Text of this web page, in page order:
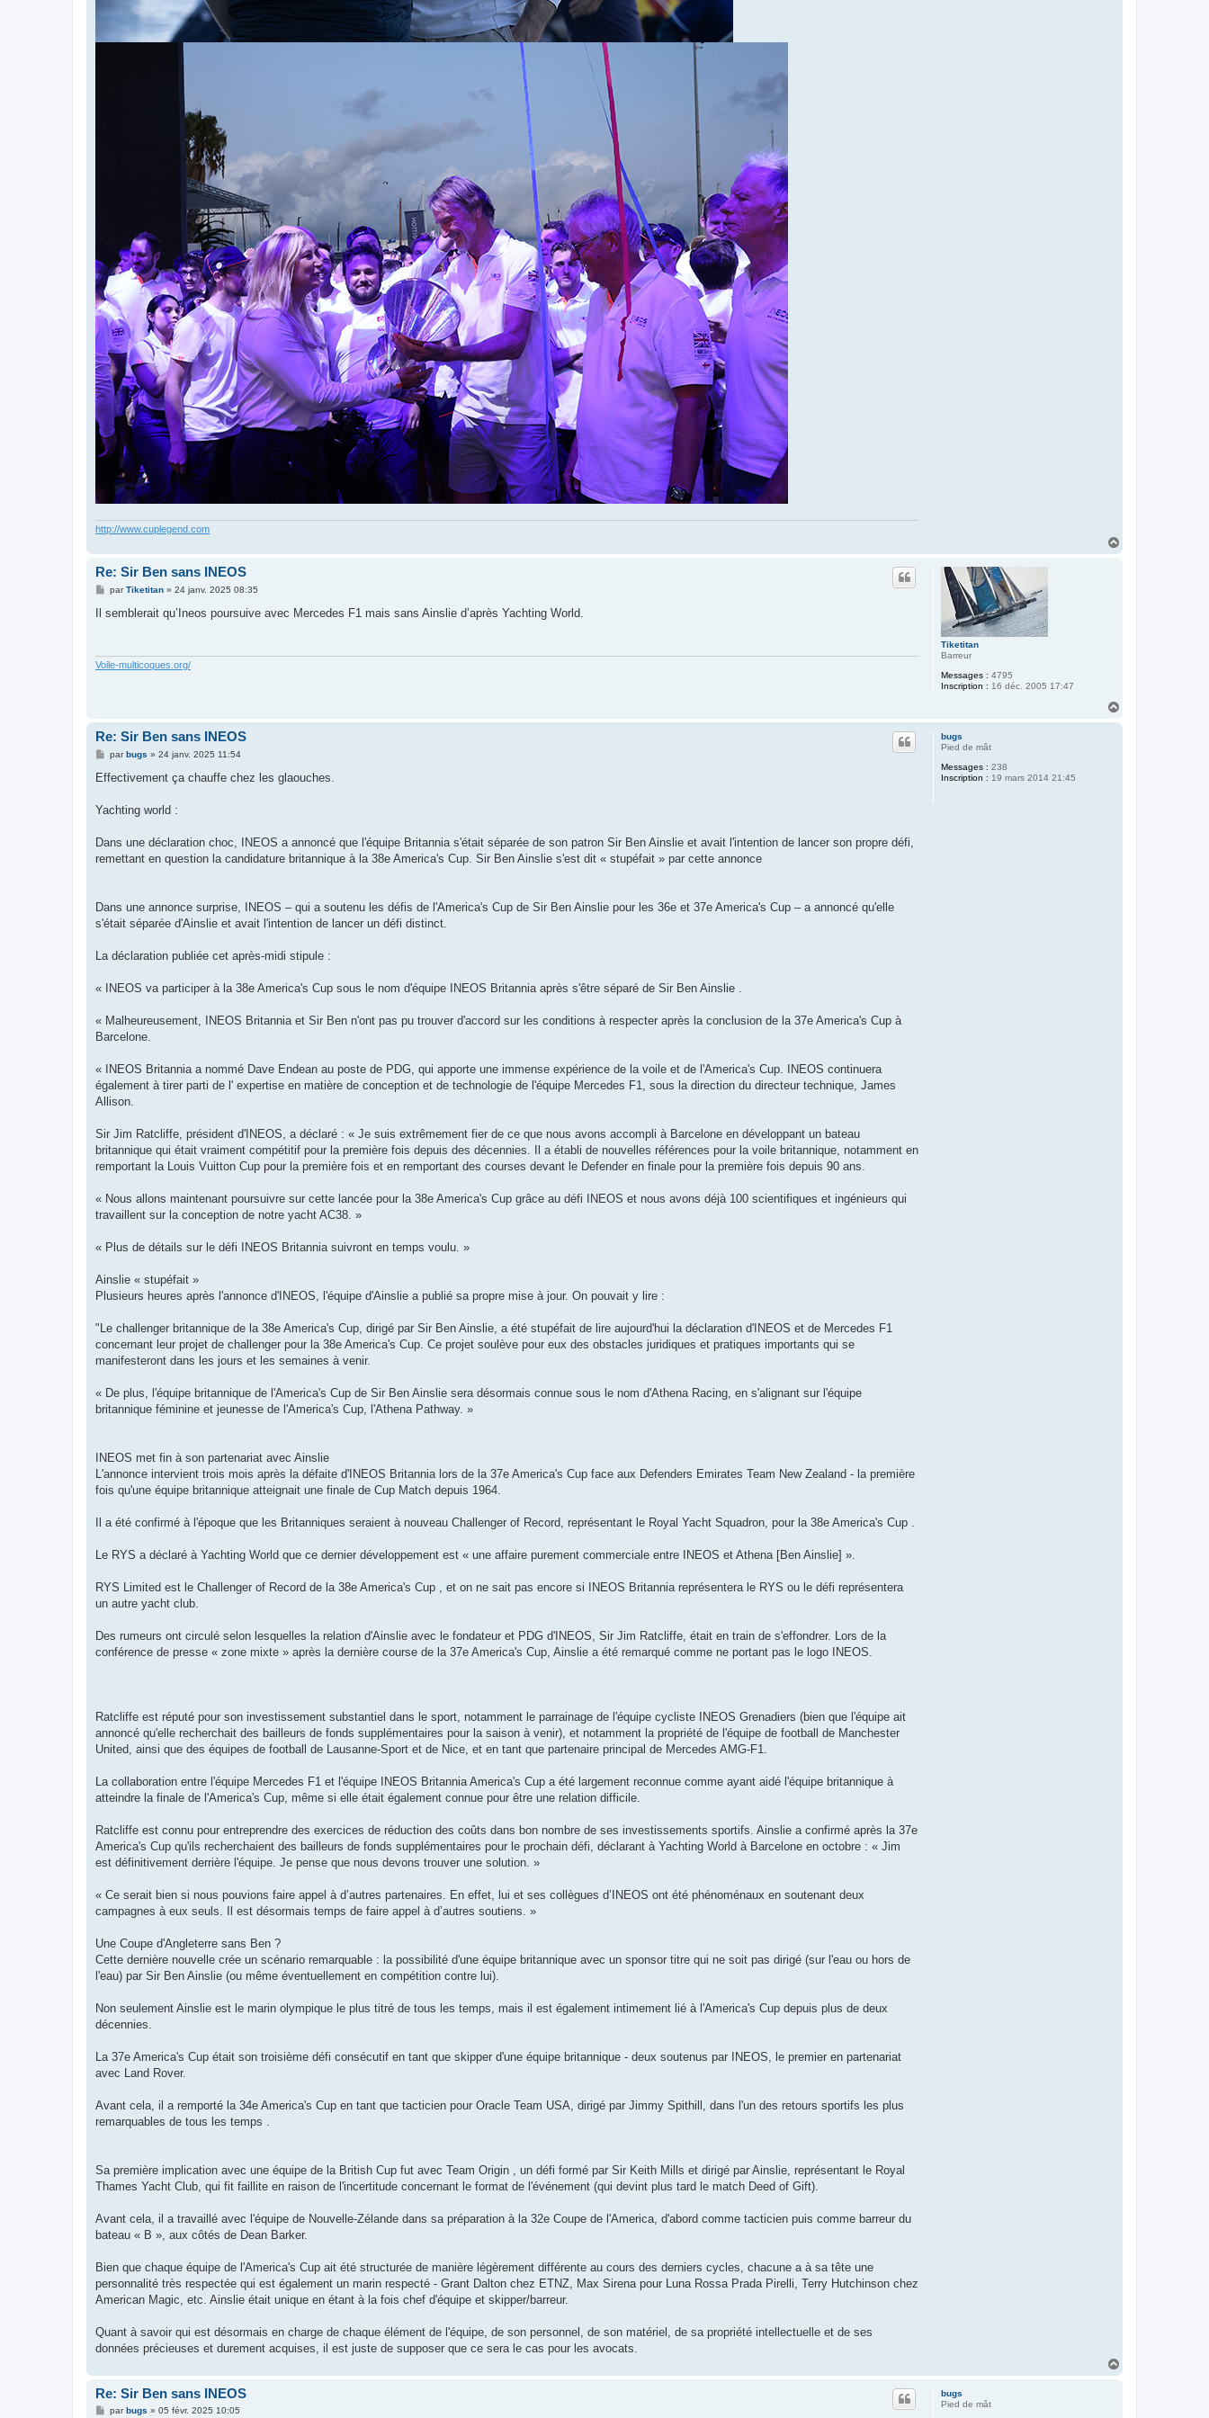
http://www.cuplegend.com
Tiketitan
Barreur
Messages : 4795
Inscription : 16 déc. 2005 17:47
Re: Sir Ben sans INEOS
M
s
parTiketitan» 24 janv. 2025 08:35
Il semblerait qu’Ineos poursuive avec Mercedes F1 mais sans Ainslie d’après Yachting World.
Voile-multicoques.org/
bugs
Pied de mât
Messages : 238
Inscription : 19 mars 2014 21:45
Re: Sir Ben sans INEOS
M
s
g
parbugs » 24 janv. 2025 11:54
Effectivement ça chauffe chez les glaouches.
Yachting world :
Dans une déclaration choc, INEOS a annoncé que l'équipe Britannia s'était séparée de son patron Sir Ben Ainslie et avait l'intention de lancer son propre défi,
remettant en question la candidature britannique à la 38e America's Cup. Sir Ben Ainslie s'est dit « stupéfait » par cette annonce
Dans une annonce surprise, INEOS – qui a soutenu les défis de l'America's Cup de Sir Ben Ainslie pour les 36e et 37e America's Cup – a annoncé qu'elle
s'était séparée d'Ainslie et avait l'intention de lancer un défi distinct.
La déclaration publiée cet après-midi stipule :
« INEOS va participer à la 38e America's Cup sous le nom d'équipe INEOS Britannia après s'être séparé de Sir Ben Ainslie .
« Malheureusement, INEOS Britannia et Sir Ben n'ont pas pu trouver d'accord sur les conditions à respecter après la conclusion de la 37e America's Cup à
Barcelone.
« INEOS Britannia a nommé Dave Endean au poste de PDG, qui apporte une immense expérience de la voile et de l'America's Cup. INEOS continuera
également à tirer parti de l' expertise en matière de conception et de technologie de l'équipe Mercedes F1, sous la direction du directeur technique, James
Allison.
Sir Jim Ratcliffe, président d'INEOS, a déclaré : « Je suis extrêmement fier de ce que nous avons accompli à Barcelone en développant un bateau
britannique qui était vraiment compétitif pour la première fois depuis des décennies. Il a établi de nouvelles références pour la voile britannique, notamment en
remportant la Louis Vuitton Cup pour la première fois et en remportant des courses devant le Defender en finale pour la première fois depuis 90 ans.
« Nous allons maintenant poursuivre sur cette lancée pour la 38e America's Cup grâce au défi INEOS et nous avons déjà 100 scientifiques et ingénieurs qui
travaillent sur la conception de notre yacht AC38. »
« Plus de détails sur le défi INEOS Britannia suivront en temps voulu. »
Ainslie « stupéfait »
Plusieurs heures après l'annonce d'INEOS, l'équipe d'Ainslie a publié sa propre mise à jour. On pouvait y lire :
"Le challenger britannique de la 38e America's Cup, dirigé par Sir Ben Ainslie, a été stupéfait de lire aujourd'hui la déclaration d'INEOS et de Mercedes F1
concernant leur projet de challenger pour la 38e America's Cup. Ce projet soulève pour eux des obstacles juridiques et pratiques importants qui se
manifesteront dans les jours et les semaines à venir.
« De plus, l'équipe britannique de l'America's Cup de Sir Ben Ainslie sera désormais connue sous le nom d'Athena Racing, en s'alignant sur l'équipe
britannique féminine et jeunesse de l'America's Cup, l'Athena Pathway. »
INEOS met fin à son partenariat avec Ainslie
L'annonce intervient trois mois après la défaite d'INEOS Britannia lors de la 37e America's Cup face aux Defenders Emirates Team New Zealand - la première
fois qu'une équipe britannique atteignait une finale de Cup Match depuis 1964.
Il a été confirmé à l'époque que les Britanniques seraient à nouveau Challenger of Record, représentant le Royal Yacht Squadron, pour la 38e America's Cup .
Le RYS a déclaré à Yachting World que ce dernier développement est « une affaire purement commerciale entre INEOS et Athena [Ben Ainslie] ».
RYS Limited est le Challenger of Record de la 38e America's Cup , et on ne sait pas encore si INEOS Britannia représentera le RYS ou le défi représentera
un autre yacht club.
Des rumeurs ont circulé selon lesquelles la relation d'Ainslie avec le fondateur et PDG d'INEOS, Sir Jim Ratcliffe, était en train de s'effondrer. Lors de la
conférence de presse « zone mixte » après la dernière course de la 37e America's Cup, Ainslie a été remarqué comme ne portant pas le logo INEOS.
Ratcliffe est réputé pour son investissement substantiel dans le sport, notamment le parrainage de l'équipe cycliste INEOS Grenadiers (bien que l'équipe ait
annoncé qu'elle recherchait des bailleurs de fonds supplémentaires pour la saison à venir), et notamment la propriété de l'équipe de football de Manchester
United, ainsi que des équipes de football de Lausanne-Sport et de Nice, et en tant que partenaire principal de Mercedes AMG-F1.
La collaboration entre l'équipe Mercedes F1 et l'équipe INEOS Britannia America's Cup a été largement reconnue comme ayant aidé l'équipe britannique à
atteindre la finale de l'America's Cup, même si elle était également connue pour être une relation difficile.
Ratcliffe est connu pour entreprendre des exercices de réduction des coûts dans bon nombre de ses investissements sportifs. Ainslie a confirmé après la 37e
America's Cup qu'ils recherchaient des bailleurs de fonds supplémentaires pour le prochain défi, déclarant à Yachting World à Barcelone en octobre : « Jim
est définitivement derrière l'équipe. Je pense que nous devons trouver une solution. »
« Ce serait bien si nous pouvions faire appel à d’autres partenaires. En effet, lui et ses collègues d’INEOS ont été phénoménaux en soutenant deux
campagnes à eux seuls. Il est désormais temps de faire appel à d’autres soutiens. »
Une Coupe d'Angleterre sans Ben ?
Cette dernière nouvelle crée un scénario remarquable : la possibilité d'une équipe britannique avec un sponsor titre qui ne soit pas dirigé (sur l'eau ou hors de
l'eau) par Sir Ben Ainslie (ou même éventuellement en compétition contre lui).
Non seulement Ainslie est le marin olympique le plus titré de tous les temps, mais il est également intimement lié à l'America's Cup depuis plus de deux
décennies.
La 37e America's Cup était son troisième défi consécutif en tant que skipper d'une équipe britannique - deux soutenus par INEOS, le premier en partenariat
avec Land Rover.
Avant cela, il a remporté la 34e America's Cup en tant que tacticien pour Oracle Team USA, dirigé par Jimmy Spithill, dans l'un des retours sportifs les plus
remarquables de tous les temps .
Sa première implication avec une équipe de la British Cup fut avec Team Origin , un défi formé par Sir Keith Mills et dirigé par Ainslie, représentant le Royal
Thames Yacht Club, qui fit faillite en raison de l'incertitude concernant le format de l'événement (qui devint plus tard le match Deed of Gift).
Avant cela, il a travaillé avec l'équipe de Nouvelle-Zélande dans sa préparation à la 32e Coupe de l'America, d'abord comme tacticien puis comme barreur du
bateau « B », aux côtés de Dean Barker.
Bien que chaque équipe de l'America's Cup ait été structurée de manière légèrement différente au cours des derniers cycles, chacune a à sa tête une
personnalité très respectée qui est également un marin respecté - Grant Dalton chez ETNZ, Max Sirena pour Luna Rossa Prada Pirelli, Terry Hutchinson chez
American Magic, etc. Ainslie était unique en étant à la fois chef d'équipe et skipper/barreur.
Quant à savoir qui est désormais en charge de chaque élément de l'équipe, de son personnel, de son matériel, de sa propriété intellectuelle et de ses
données précieuses et durement acquises, il est juste de supposer que ce sera le cas pour les avocats.
bugs
Pied de mât
Re: Sir Ben sans INEOS
Mparbugs » 05 févr. 2025 10:05